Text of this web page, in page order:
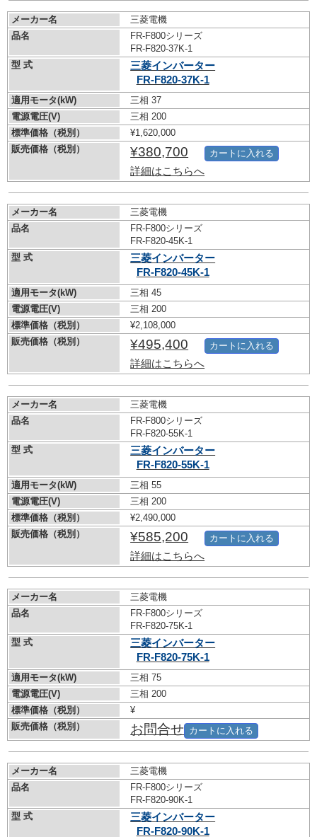
メーカー名
三菱電機
品名
FR-F800シリーズ
FR-F820-37K-1
型 式
三菱インバーター
FR-F820-37K-1
適用モータ(kW)
三相 37
電源電圧(V)
三相 200
標準価格（税別）
¥1,620,000
販売価格（税別）
¥380,700
詳細はこちらへ
カートに入れる
メーカー名
三菱電機
品名
FR-F800シリーズ
FR-F820-45K-1
型 式
三菱インバーター
FR-F820-45K-1
適用モータ(kW)
三相 45
電源電圧(V)
三相 200
標準価格（税別）
¥2,108,000
販売価格（税別）
¥495,400
詳細はこちらへ
カートに入れる
メーカー名
三菱電機
品名
FR-F800シリーズ
FR-F820-55K-1
型 式
三菱インバーター
FR-F820-55K-1
適用モータ(kW)
三相 55
電源電圧(V)
三相 200
標準価格（税別）
¥2,490,000
販売価格（税別）
¥585,200
詳細はこちらへ
カートに入れる
メーカー名
三菱電機
品名
FR-F800シリーズ
FR-F820-75K-1
型 式
三菱インバーター
FR-F820-75K-1
適用モータ(kW)
三相 75
電源電圧(V)
三相 200
標準価格（税別）
¥
販売価格（税別）
お問合せ カートに入れる
メーカー名
三菱電機
品名
FR-F800シリーズ
FR-F820-90K-1
型 式
三菱インバーター
FR-F820-90K-1